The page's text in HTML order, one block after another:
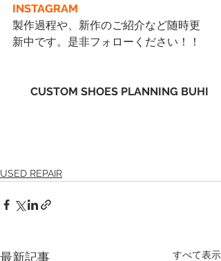
INSTAGRAM
製作過程や、新作のご紹介など随時更
新中です。是非フォローください！！
CUSTOM SHOES PLANNING BUHI
USED REPAIR
最新記事 すべて表示